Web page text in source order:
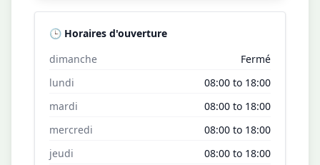
🕒 Horaires d'ouverture
dimanche
Fermé
lundi
08:00 to 18:00
mardi
08:00 to 18:00
mercredi
08:00 to 18:00
jeudi
08:00 to 18:00